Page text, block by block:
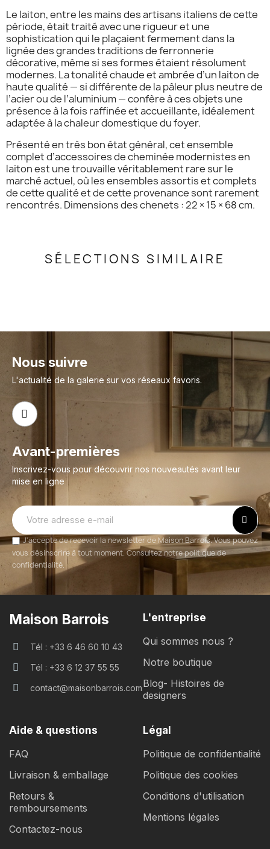
Le laiton, entre les mains des artisans italiens de cette
période, était traité avec une rigueur et une
sophistication qui le plaçaient fermement dans la
lignée des grandes traditions de ferronnerie
décorative, même si ses formes étaient résolument
modernes. La tonalité chaude et ambrée d’un laiton de
haute qualité — si différente de la pâleur plus neutre de
l’acier ou de l’aluminium — confère à ces objets une
présence à la fois raffinée et accueillante, idéalement
adaptée à la chaleur domestique du foyer.
Présenté en très bon état général, cet ensemble
complet d’accessoires de cheminée modernistes en
laiton est une trouvaille véritablement rare sur le
marché actuel, où les ensembles assortis et complets
de cette qualité et de cette provenance sont rarement
rencontrés. Dimensions des chenets : 22 × 15 × 68 cm.
SÉLECTIONS SIMILAIRE
Nous suivre
L'actualité de la galerie sur vos réseaux favoris.
Avant-premières
Inscrivez-vous pour découvrir nos nouveautés avant leur
mise en ligne
J'accepte de recevoir la newsletter de Maison Barrois. Vous pouvez
vous désinscrire à tout moment. Consultez notre politique de
confidentialité.
Maison Barrois
Tél : +33 6 46 60 10 43
Tél : +33 6 12 37 55 55
contact@maisonbarrois.com
L'entreprise
Qui sommes nous ?
Notre boutique
Blog- Histoires de
designers
Aide & questions
FAQ
Livraison & emballage
Retours &
remboursements
Contactez-nous
Légal
Politique de confidentialité
Politique des cookies
Conditions d'utilisation
Mentions légales